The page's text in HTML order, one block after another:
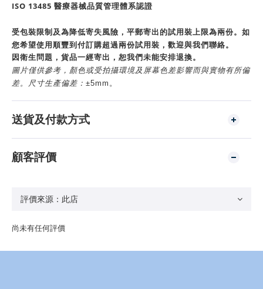
ISO 13485 醫療器械品質管理體系認證
受包裝限制及為降低寄失風險，平郵寄出的試用裝上限為兩份。如
您希望使用順豐到付訂購超過兩份試用裝，歡迎與我們聯絡。
因衛生問題，貨品一經寄出，恕我們未能安排退換。
圖片僅供參考，顏色或受拍攝環境及屏幕色差影響而與實物有所偏
差。 尺寸生產偏差： ±5mm。
送貨及付款方式
顧客評價
尚未有任何評價